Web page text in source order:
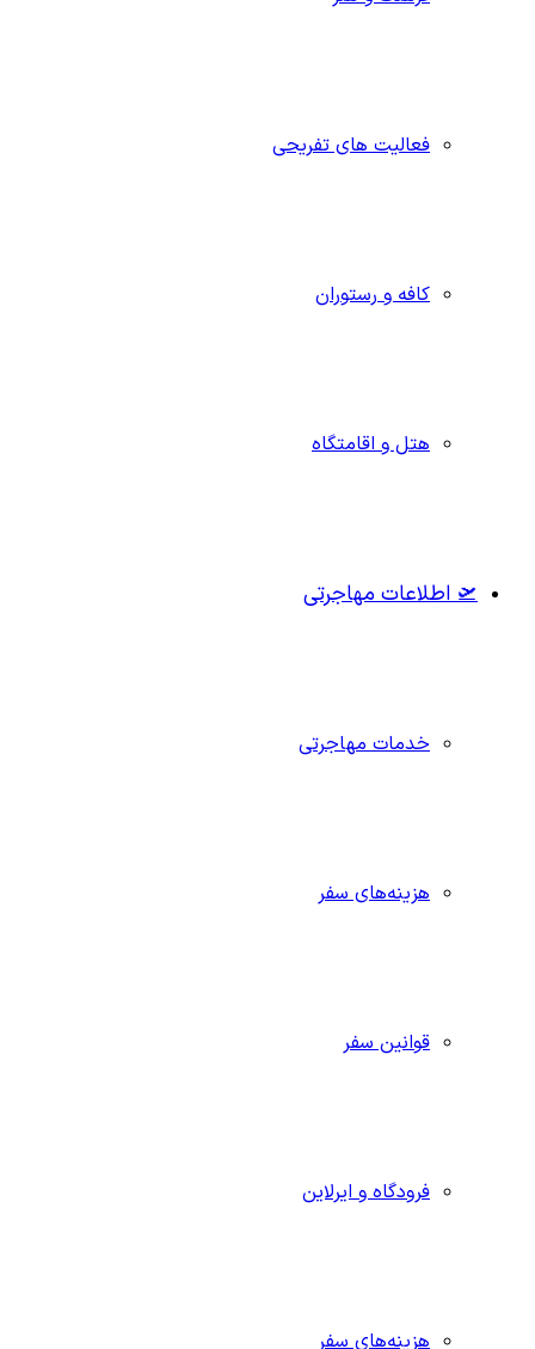
فعالیت های تفریحی
کافه و رستوران
هتل و اقامتگاه
🛫 اطلاعات مهاجرتی
خدمات مهاجرتی
هزینه‌های سفر
قوانین سفر
فرودگاه و ایرلاین
هزینه‌های سفر